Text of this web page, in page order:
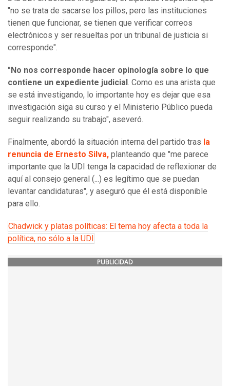
"no se trata de sacarse los pillos, pero las instituciones
tienen que funcionar, se tienen que verificar correos
electrónicos y ser resueltas por un tribunal de justicia si
corresponde".
"No nos corresponde hacer opinología sobre lo que
contiene un expediente judicial . Como es una arista que
se está investigando, lo importante hoy es dejar que esa
investigación siga su curso y el Ministerio Público pueda
seguir realizando su trabajo", aseveró.
Finalmente, abordó la situación interna del partido tras la
renuncia de Ernesto Silva, planteando que "me parece
importante que la UDI tenga la capacidad de reflexionar de
aquí al consejo general (...) es legítimo que se puedan
levantar candidaturas", y aseguró que él está disponible
para ello.
Chadwick y platas políticas: El tema hoy afecta a toda la
política, no sólo a la UDI
PUBLICIDAD